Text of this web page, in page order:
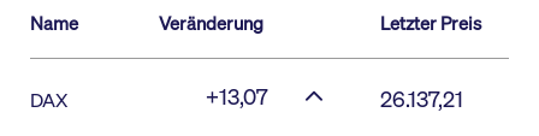
Name Veränderung Letzter Preis
DAX +13,07 26.137,21